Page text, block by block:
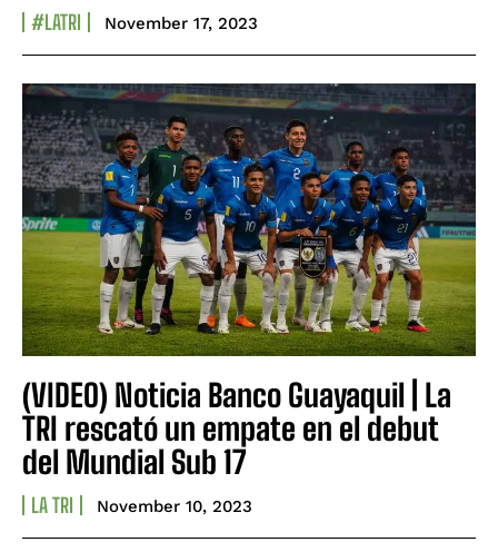
#LATRI November 17, 2023
(VIDEO) Noticia Banco Guayaquil | La
TRI rescató un empate en el debut
del Mundial Sub 17
LA TRI November 10, 2023